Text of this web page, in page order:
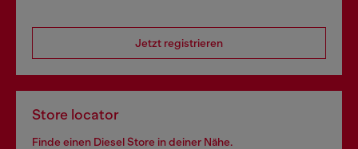
Jetzt registrieren
Store locator
Finde einen Diesel Store in deiner Nähe.